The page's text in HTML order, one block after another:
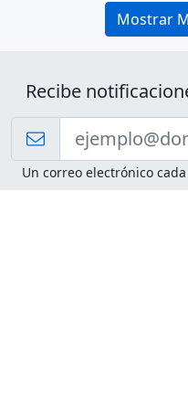
Mostrar
Recibe
Un correo electrónico